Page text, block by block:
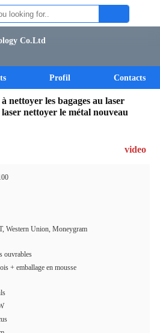
Co.Ltd
Profil Contacts
nettoyer les bagages au laser
nettoyer le métal nouveau
video
Western Union, Moneygram
ouvrables
+ emballage en mousse